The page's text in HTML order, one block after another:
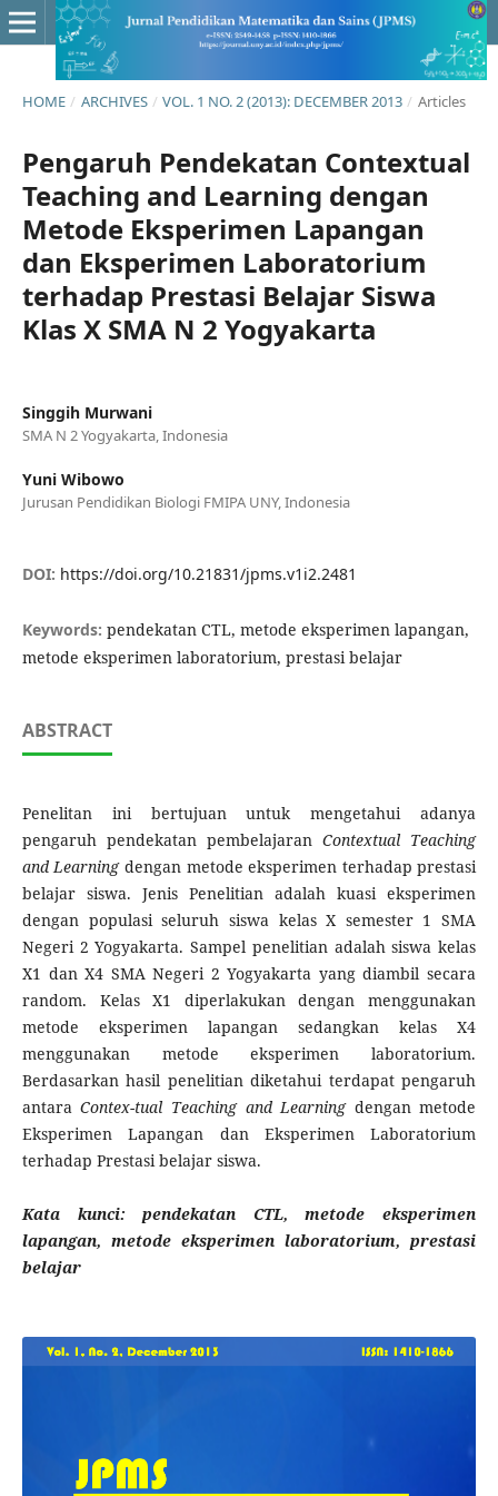
HOME / ARCHIVES / VOL. 1 NO. 2 (2013): DECEMBER 2013 / Articles
Pengaruh Pendekatan Contextual
Teaching and Learning dengan
Metode Eksperimen Lapangan
dan Eksperimen Laboratorium
terhadap Prestasi Belajar Siswa
Klas X SMA N 2 Yogyakarta
Singgih Murwani
SMA N 2 Yogyakarta, Indonesia
Yuni Wibowo
Jurusan Pendidikan Biologi FMIPA UNY, Indonesia
DOI: https://doi.org/10.21831/jpms.v1i2.2481
Keywords: pendekatan CTL, metode eksperimen lapangan,
metode eksperimen laboratorium, prestasi belajar
ABSTRACT
Penelitan ini bertujuan untuk mengetahui adanya
pengaruh pendekatan pembelajaranContextual Teaching
and Learningdengan metode eksperimen terhadap prestasi
belajar siswa. Jenis Penelitian adalah kuasi eksperimen
dengan populasi seluruh siswa kelas X semester 1 SMA
Negeri 2 Yogyakarta. Sampel penelitian adalah siswa kelas
X1 dan X4 SMA Negeri 2 Yogyakarta yang diambil secara
random. Kelas X1 diperlakukan dengan menggunakan
metode eksperimen lapangan sedangkan kelas X4
menggunakan metode eksperimen laboratorium.
Berdasarkan hasil penelitian diketahui terdapat pengaruh
antaraContex-tual Teaching and Learningdengan metode
Eksperimen Lapangan dan Eksperimen Laboratorium
terhadap Prestasi belajar siswa.
Kata kunci:pendekatan CTL, metode eksperimen
lapangan, metode eksperimen laboratorium, prestasi
belajar